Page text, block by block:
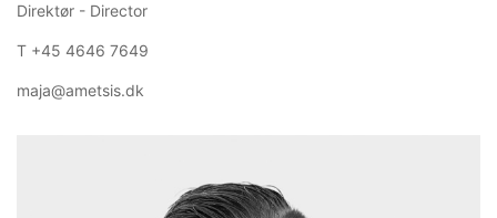
Direktør - Director
T +45 4646 7649
maja@ametsis.dk